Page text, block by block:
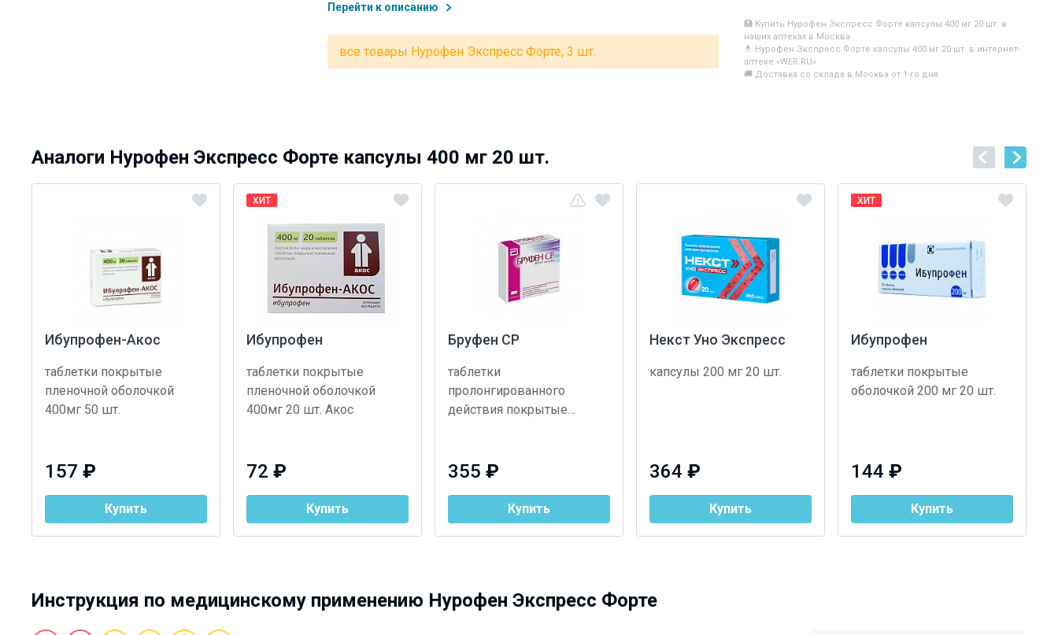
🏥 Купить Нурофен Экспресс Форте капсулы 400 мг 20 шт. в
наших аптеках в Москва
💊 Нурофен Экспресс Форте капсулы 400 мг 20 шт. в интернет-
аптеке «WER.RU»
🚚 Доставка со склада в Москва от 1-го дня
Перейти к описанию
все товары Нурофен Экспресс Форте, 3 шт.
Аналоги Нурофен Экспресс Форте капсулы 400 мг 20 шт.
Ибупрофен-Акос
таблетки покрытые
пленочной оболочкой
400мг 50 шт.
157 ₽
Купить
ХИТ
Ибупрофен
таблетки покрытые
пленочной оболочкой
400мг 20 шт. Акос
72 ₽
Купить
Бруфен СР
таблетки
пролонгированного
действия покрытые
355 ₽
Купить
Некст Уно Экспресс
капсулы 200 мг 20 шт.
364 ₽
Купить
ХИТ
Ибупрофен
таблетки покрытые
оболочкой 200 мг 20 шт.
144 ₽
Купить
Инструкция по медицинскому применению Нурофен Экспресс Форте